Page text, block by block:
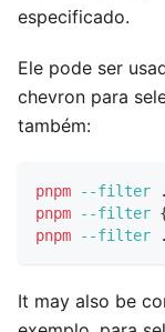
especificado.
Ele pode ser
chevron para
também:
pnpm --filter
pnpm
--filter
pnpm
--filter
It may also be